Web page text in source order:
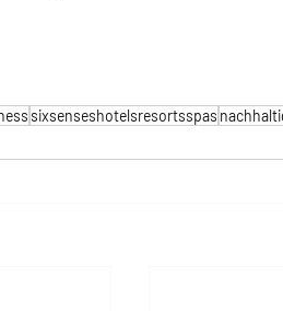
sixsenseshotelsresortsspas